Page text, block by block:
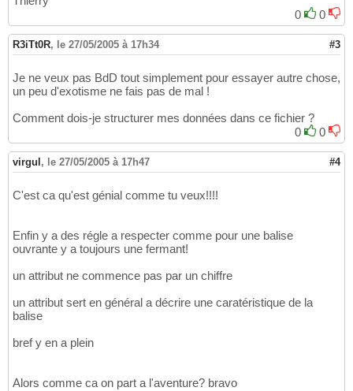
0
0
R3iTt0R, le 27/05/2005 à 17h34 #3
Je ne veux pas BdD tout simplement pour essayer autre chose,
un peu d'exotisme ne fais pas de mal !
Comment dois-je structurer mes données dans ce fichier ?
0
0
virgul , le 27/05/2005 à 17h47 #4
C'est ca qu'est génial comme tu veux!!!!
Enfin y a des régle a respecter comme pour une balise
ouvrante y a toujours une fermant!
un attribut ne commence pas par un chiffre
un attribut sert en général a décrire une caratéristique de la
balise
bref y en a plein
Alors comme ca on part a l'aventure? bravo